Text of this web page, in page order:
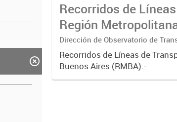
Recorridos de
Región
(RMBA)
Dirección de Observatorio de
Recorridos de Líneas de
Buenos Aires (RMBA).-